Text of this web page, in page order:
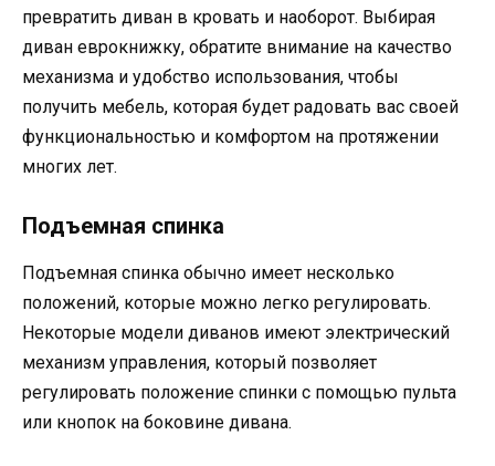
превратить диван в кровать и наоборот. Выбирая
диван еврокнижку, обратите внимание на качество
механизма и удобство использования, чтобы
получить мебель, которая будет радовать вас своей
функциональностью и комфортом на протяжении
многих лет.
Подъемная спинка
Подъемная спинка обычно имеет несколько
положений, которые можно легко регулировать.
Некоторые модели диванов имеют электрический
механизм управления, который позволяет
регулировать положение спинки с помощью пульта
или кнопок на боковине дивана.